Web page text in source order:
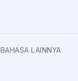
BAHASA LAINNYA